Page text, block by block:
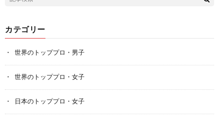
カテゴリー
世界のトッププロ・男子
世界のトッププロ・女子
日本のトッププロ・女子